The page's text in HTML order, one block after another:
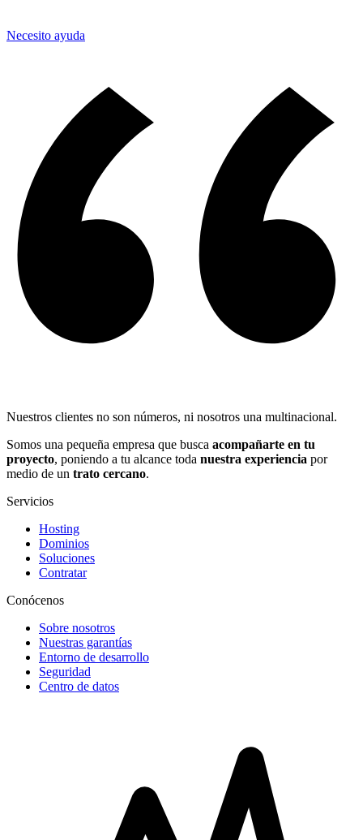
Necesito ayuda
Nuestros clientes no son números, ni nosotros una multinacional.
Somos una pequeña empresa que busca acompañarte en tu
proyecto, poniendo a tu alcance toda nuestra experiencia por
medio de un trato cercano.
Servicios
Hosting
Dominios
Soluciones
Contratar
Conócenos
Sobre nosotros
Nuestras garantías
Entorno de desarrollo
Seguridad
Centro de datos